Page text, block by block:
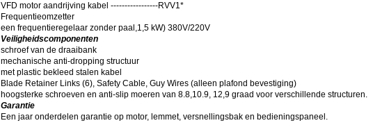
VFD motor aandrijving kabel -----------------RVV1*
Frequentieomzetter
een frequentieregelaar zonder paal ,1,5 kW) 380V/220V
Veiligheidscomponenten
schroef van de draaibank
mechanische anti-dropping structuur
met plastic bekleed stalen kabel
Blade Retainer Links (6), Safety Cable, Guy Wires (alleen plafond bevestiging)
hoogsterke schroeven en anti-slip moeren van 8.8,10.9, 12,9 graad voor verschillende structuren.
Garantie
Een jaar onderdelen garantie op motor, lemmet, versnellingsbak en bedieningspaneel.